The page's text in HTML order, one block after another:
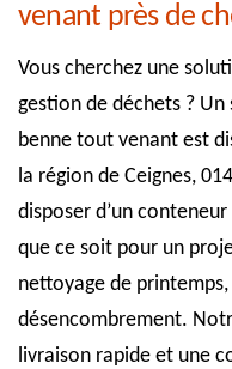
venant près de
Vous cherchez une
gestion de déchets ?
benne tout venant est
la région de Ceignes,
disposer d’un
que ce soit pour un
nettoyage de
désencombrement.
livraison rapide et une